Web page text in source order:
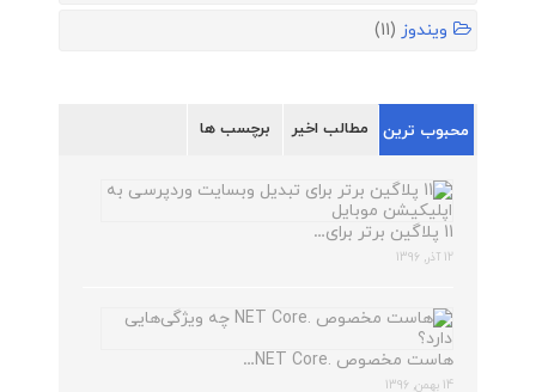
ویندوز (11)
محبوب ترین مطالب اخیر برچسب ها
11 پلاگین برتر برای…
12 آذر, 1396
هاست مخصوص .NET Core…
14 بهمن, 1396